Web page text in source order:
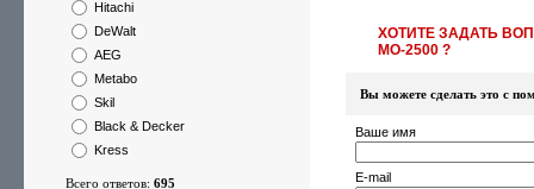
Hitachi
DeWalt
AEG
Metabo
Skil
Black & Decker
Kress
Всего ответов: 695
ХОТИТЕ ЗАДАТЬ
МО-2500 ?
Вы можете сделать это с
Ваше имя
E-mail